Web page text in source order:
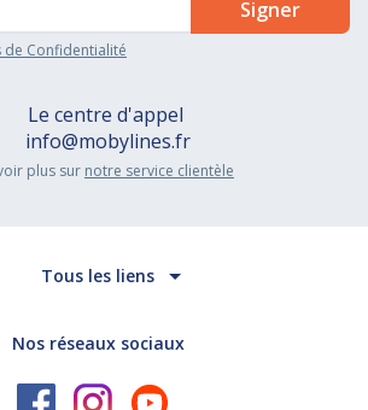
Confidentialité
Le centre d'appel
info@mobylines.fr
plus sur notre service clientèle
Tous les liens
Nos réseaux sociaux